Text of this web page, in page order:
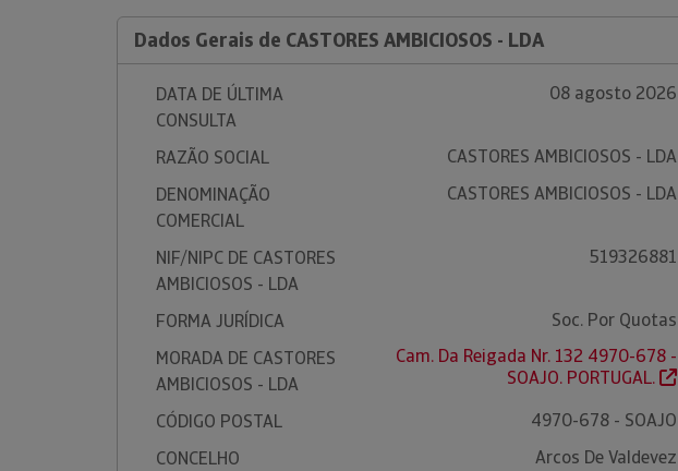
Dados Gerais de CASTORES AMBICIOSOS - LDA
DATA DE ÚLTIMA
CONSULTA
08 agosto 2026
RAZÃO SOCIAL
CASTORES AMBICIOSOS - LDA
DENOMINAÇÃO
COMERCIAL
CASTORES AMBICIOSOS - LDA
NIF/NIPC DE CASTORES
AMBICIOSOS - LDA
519326881
FORMA JURÍDICA
Soc. Por Quotas
MORADA DE CASTORES
AMBICIOSOS - LDA
Cam. Da Reigada Nr. 132 4970-678 -
SOAJO. PORTUGAL.
CÓDIGO POSTAL
4970-678 - SOAJO
CONCELHO
Arcos De Valdevez